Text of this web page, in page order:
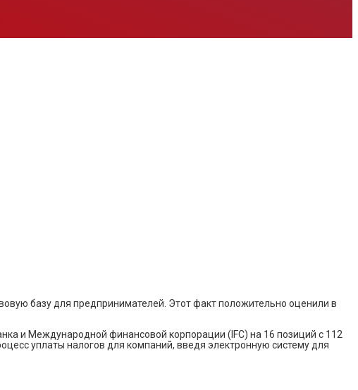
базу для предпринимателей. Этот факт положительно оценили в
и Международной финансовой корпорации (IFC) на 16 позиций с 112
уплаты налогов для компаний, введя электронную систему для